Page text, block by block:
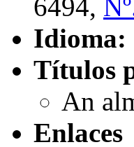
6494,
Idioma:
Títulos
An
Enlaces